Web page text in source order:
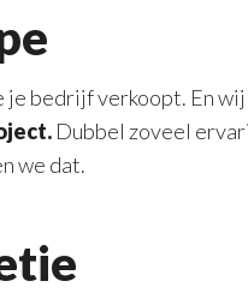
bedrijf verkoopt. En
Dubbel zoveel
we dat.